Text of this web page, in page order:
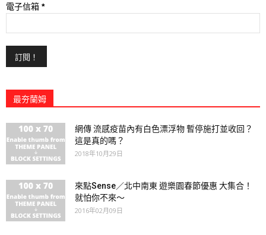
電子信箱 *
最夯蘭姆
網傳 流感疫苗內有白色漂浮物 暫停施打並收回？
這是真的嗎？
2018年10月29日
來點Sense／北中南東 遊樂園春節優惠 大集合！
就怕你不來～
2016年02月09日